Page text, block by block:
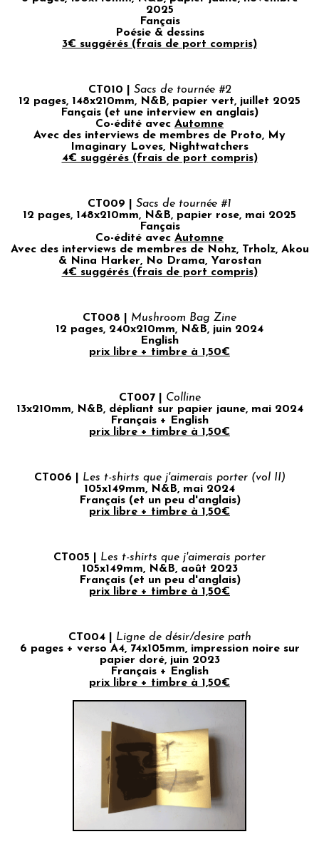
2025
Fançais
Poésie & dessins
3€ suggérés (frais de port compris)
CT010 | Sacs de tournée #2
12 pages, 148x210mm, N&B, papier vert, juillet 2025
Fançais (et une interview en anglais)
Co-édité avec Automne
Avec des interviews de membres de Proto, My
Imaginary Loves, Nightwatchers
4€ suggérés (frais de port compris)
CT009 | Sacs de tournée #1
12 pages, 148x210mm, N&B, papier rose, mai 2025
Fançais
Co-édité avec Automne
Avec des interviews de membres de Nohz, Trholz, Akou
& Nina Harker, No Drama, Yarostan
4€ suggérés (frais de port compris)
CT008 | Mushroom Bag Zine
12 pages, 240x210mm, N&B, juin 2024
English
prix libre + timbre à 1,50€
CT007 | Colline
13x210mm, N&B, dépliant sur papier jaune, mai 2024
Français + English
prix libre + timbre à 1,50€
CT006 | Les t-shirts que j'aimerais porter (vol II)
105x149mm, N&B, mai 2024
Français (et un peu d'anglais)
prix libre + timbre à 1,50€
CT005 | Les t-shirts que j'aimerais porter
105x149mm, N&B, août 2023
Français (et un peu d'anglais)
prix libre + timbre à 1,50€
CT004 | Ligne de désir/desire path
6 pages + verso A4, 74x105mm, impression noire sur
papier doré, juin 2023
Français + English
prix libre + timbre à 1,50€